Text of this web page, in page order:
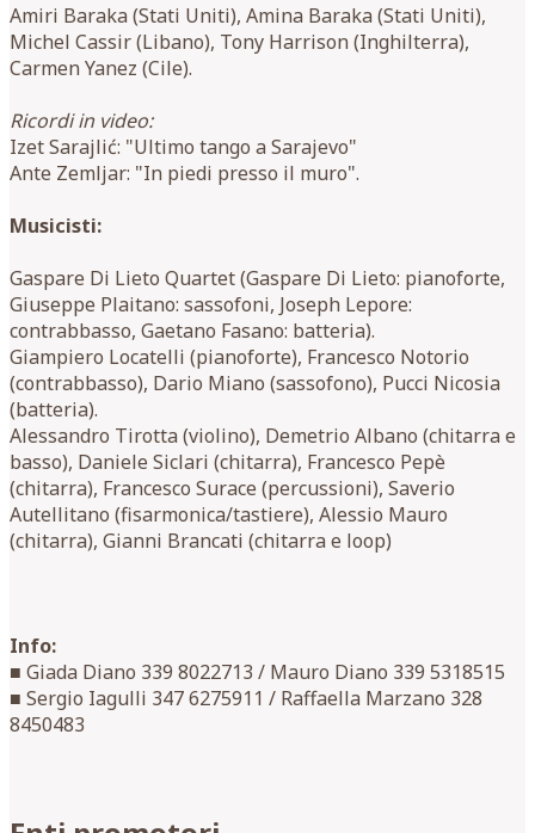
Amiri Baraka (Stati Uniti), Amina Baraka (Stati Uniti),
Michel Cassir (Libano), Tony Harrison (Inghilterra),
Carmen Yanez (Cile).
Ricordi in video:
Izet Sarajlić: "Ultimo tango a Sarajevo"
Ante Zemljar: "In piedi presso il muro".
Musicisti:
Gaspare Di Lieto Quartet (Gaspare Di Lieto: pianoforte,
Giuseppe Plaitano: sassofoni, Joseph Lepore:
contrabbasso, Gaetano Fasano: batteria).
Giampiero Locatelli (pianoforte), Francesco Notorio
(contrabbasso), Dario Miano (sassofono), Pucci Nicosia
(batteria).
Alessandro Tirotta (violino), Demetrio Albano (chitarra e
basso), Daniele Siclari (chitarra), Francesco Pepè
(chitarra), Francesco Surace (percussioni), Saverio
Autellitano (fisarmonica/tastiere), Alessio Mauro
(chitarra), Gianni Brancati (chitarra e loop)
Info:
■ Giada Diano 339 8022713 / Mauro Diano 339 5318515
■ Sergio Iagulli 347 6275911 / Raffaella Marzano 328
8450483